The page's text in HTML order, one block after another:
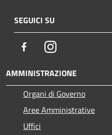
SEGUICI SU
FacebookInstagram
AMMINISTRAZIONE
Organi di Governo
Aree Amministrative
Uffici